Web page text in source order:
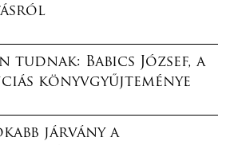
tudnak: Babics József, a
könyvgyűjteménye
járvány a